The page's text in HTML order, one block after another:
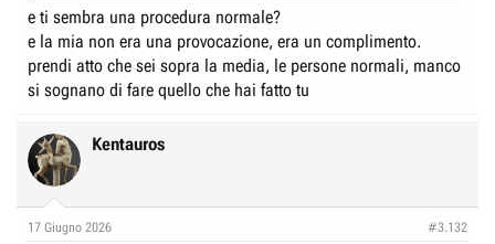
e ti sembra una procedura normale?
e la mia non era una provocazione, era un complimento.
prendi atto che sei sopra la media, le persone normali, manco
si sognano di fare quello che hai fatto tu
Kentauros
17 Giugno 2026 #3.132